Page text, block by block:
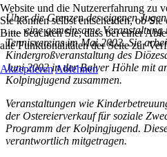
Über die Grenzen des eigenen
...... eine gemeinsame
Tennisvereins im Mai 2002. Sie
Kindergroßveranstaltung des
Juni 2002 in der Balver Höhle mit
Kolpingjugend zusammen.
Veranstaltungen wie
der Ostereierverkauf für soziale
Programm der Kolpingjugend.
verantwortlich mitgetragen.
Website und die Nutzererfahrung zu
Sie können selbst entscheiden, ob
Bitte beachten Sie, dass bei einer
alle Funktionalitäten der Seite zur
AkzeptierenAblehnen